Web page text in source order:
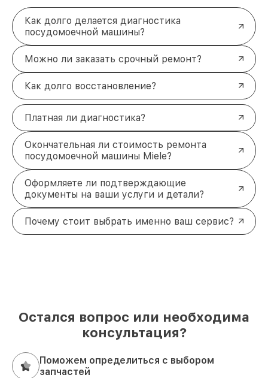
Как долго делается диагностика
посудомоечной машины?
Можно ли заказать срочный ремонт?
Как долго восстановление?
Платная ли диагностика?
Окончательная ли стоимость ремонта
посудомоечной машины Miele?
Оформляете ли подтверждающие
документы на ваши услуги и детали?
Почему стоит выбрать именно ваш сервис?
Остался вопрос или необходима
консультация?
Поможем определиться с выбором
запчастей